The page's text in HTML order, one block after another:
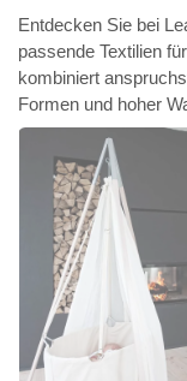
Entdecken Sie bei
passende Textilien
kombiniert
Formen und hoher